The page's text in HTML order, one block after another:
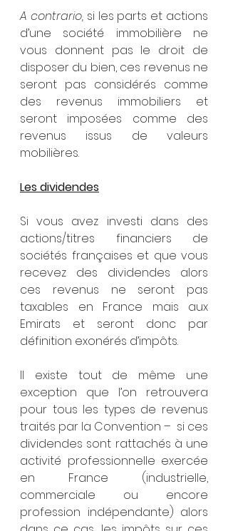
A contrario, si les parts et actions
d’une société immobilière ne
vous donnent pas le droit de
disposer du bien, ces revenus ne
seront pas considérés comme
des revenus immobiliers et
seront imposées comme des
revenus issus de valeurs
mobilières.
Les dividendes
Si vous avez investi dans des
actions/titres financiers de
sociétés françaises et que vous
recevez des dividendes alors
ces revenus ne seront pas
taxables en France mais aux
Emirats et seront donc par
définition exonérés d’impôts.
Il existe tout de même une
exception que l’on retrouvera
pour tous les types de revenus
traités par la Convention –  si ces
dividendes sont rattachés à une
activité professionnelle exercée
en France (industrielle,
commerciale ou encore
profession indépendante) alors